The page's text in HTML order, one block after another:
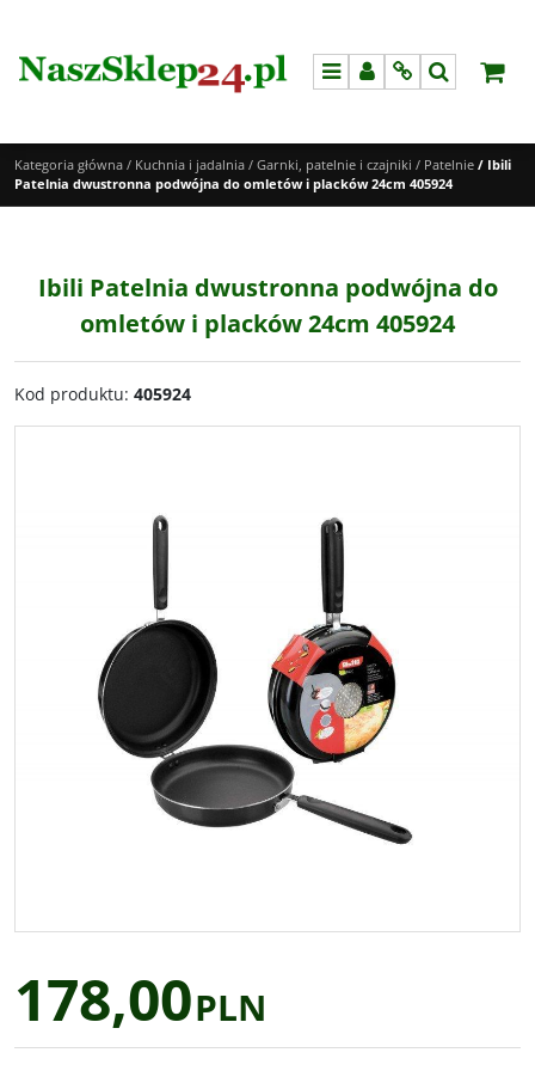
MenuPanelInfoSzukaj
Kategoria główna / Kuchnia i jadalnia / Garnki, patelnie i czajniki / Patelnie / Ibili
Patelnia dwustronna podwójna do omletów i placków 24cm 405924
Ibili Patelnia dwustronna podwójna do
omletów i placków 24cm 405924
Kod produktu: 405924
178,00PLN